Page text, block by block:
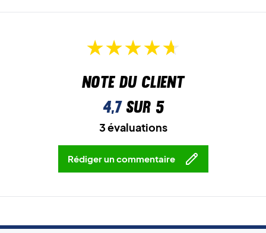
Note du client
4,7sur 5
3 évaluations
Rédiger un commentaire